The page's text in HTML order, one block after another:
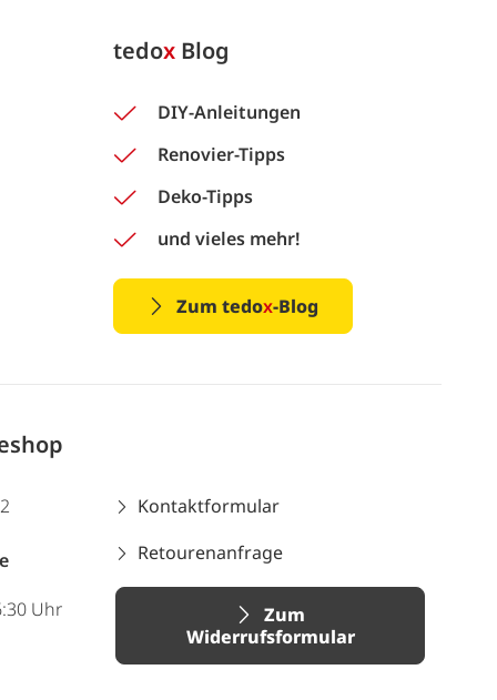
tedox Blog
DIY-Anleitungen
Renovier-Tipps
Deko-Tipps
und vieles mehr!
Zum tedox-Blog
Uhr
Kontaktformular
Retourenanfrage
Zum
Widerrufsformular